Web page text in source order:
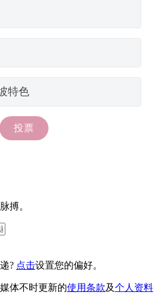
搏。
? 点击设置您的偏好。
体不时更新的使用条款及个人资料